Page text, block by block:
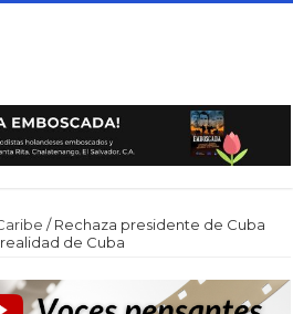
/ Rechaza presidente de Cuba
de Cuba